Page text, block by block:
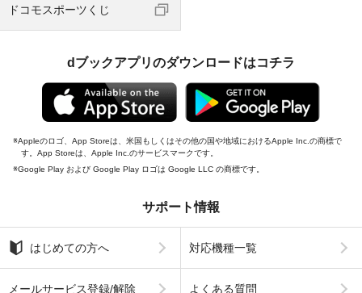
ドコモスポーツくじ
dブックアプリのダウンロードはコチラ
Appleのロゴ、App Storeは、米国もしくはその他の国や地域におけるApple Inc.の商標で
す。App Storeは、Apple Inc.のサービスマークです。
Google Play および Google Play ロゴは Google LLC の商標です。
サポート情報
はじめての方へ 対応機種一覧
メールサービス登録/解除 よくある質問